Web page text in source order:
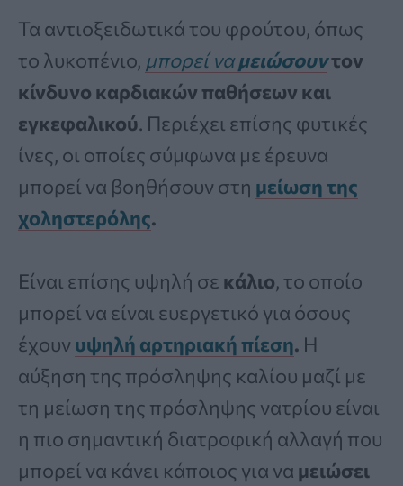
Τα αντιοξειδωτικά του φρούτου, όπως
το λυκοπένιο, μπορεί ναμειώσουντον
κίνδυνο καρδιακών παθήσεων και
εγκεφαλικού. Περιέχει επίσης φυτικές
ίνες, οι οποίες σύμφωνα με έρευνα
μπορεί να βοηθήσουν στη μείωση της
χοληστερόλης.
Είναι επίσης υψηλή σε κάλιο, το οποίο
μπορεί να είναι ευεργετικό για όσους
έχουν υψηλή αρτηριακή πίεση. Η
αύξηση της πρόσληψης καλίου μαζί με
τη μείωση της πρόσληψης νατρίου είναι
η πιο σημαντική διατροφική αλλαγή που
μπορεί να κάνει κάποιος για να μειώσει